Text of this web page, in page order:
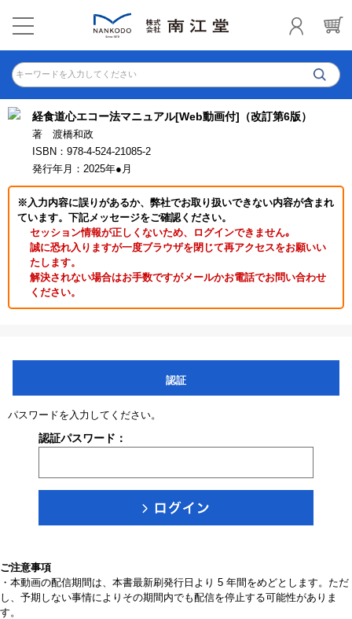
キーワードを入力してください
経食道心エコー法マニュアル[Web動画付]（改訂第6版）
著 渡橋和政
ISBN：978-4-524-21085-2
発行年月：2025年●月
※入力内容に誤りがあるか、弊社でお取り扱いできない内容が含まれ
ています。下記メッセージをご確認ください。
セッション情報が正しくないため、ログインできません｡
誠に恐れ入りますが一度ブラウザを閉じて再アクセスをお願いい
たします。
解決されない場合はお手数ですがメールかお電話でお問い合わせ
ください。
認証
パスワードを入力してください。
認証パスワード：
ご注意事項
・本動画の配信期間は、本書最新刷発行日より 5 年間をめどとします。ただ
し、予期しない事情によりその期間内でも配信を停止する可能性がありま
す。